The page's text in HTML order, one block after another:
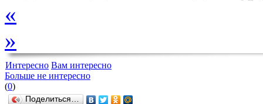
«
»
Интересно Вам интересно
Больше не интересно
(0)
Поделиться…